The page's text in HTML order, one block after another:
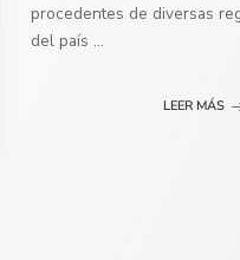
procedentes de diversas
del país ...
LEER MÁS